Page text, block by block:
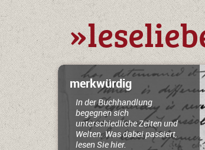
merkwürdig
In der Buchhandlung
begegnen sich
unterschiedliche Zeiten und
Welten. Was dabei passiert,
lesen Sie hier.